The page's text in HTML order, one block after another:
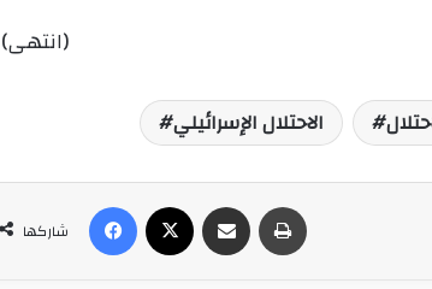
(انتهى)
الاحتلال الإسرائيلي
شاركها